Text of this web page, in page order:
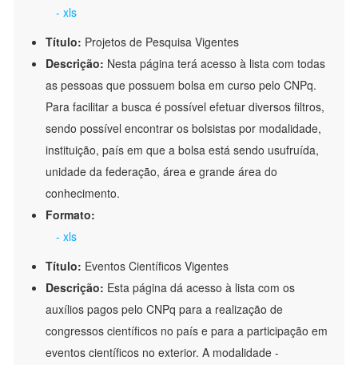
- xls
Título: Projetos de Pesquisa Vigentes
Descrição: Nesta página terá acesso à lista com todas
as pessoas que possuem bolsa em curso pelo CNPq.
Para facilitar a busca é possível efetuar diversos filtros,
sendo possível encontrar os bolsistas por modalidade,
instituição, país em que a bolsa está sendo usufruída,
unidade da federação, área e grande área do
conhecimento.
Formato:
- xls
Título: Eventos Científicos Vigentes
Descrição: Esta página dá acesso à lista com os
auxílios pagos pelo CNPq para a realização de
congressos científicos no país e para a participação em
eventos científicos no exterior. A modalidade -